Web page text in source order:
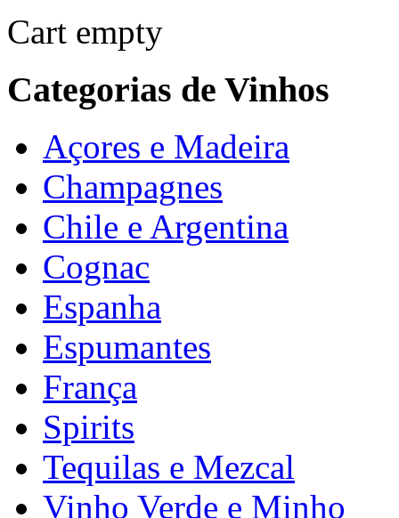
Cart empty
Categorias de Vinhos
Açores e Madeira
Champagnes
Chile e Argentina
Cognac
Espanha
Espumantes
França
Spirits
Tequilas e Mezcal
Vinho Verde e Minho